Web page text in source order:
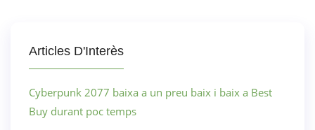
Articles D'Interès
Cyberpunk 2077 baixa a un preu baix i baix a Best
Buy durant poc temps